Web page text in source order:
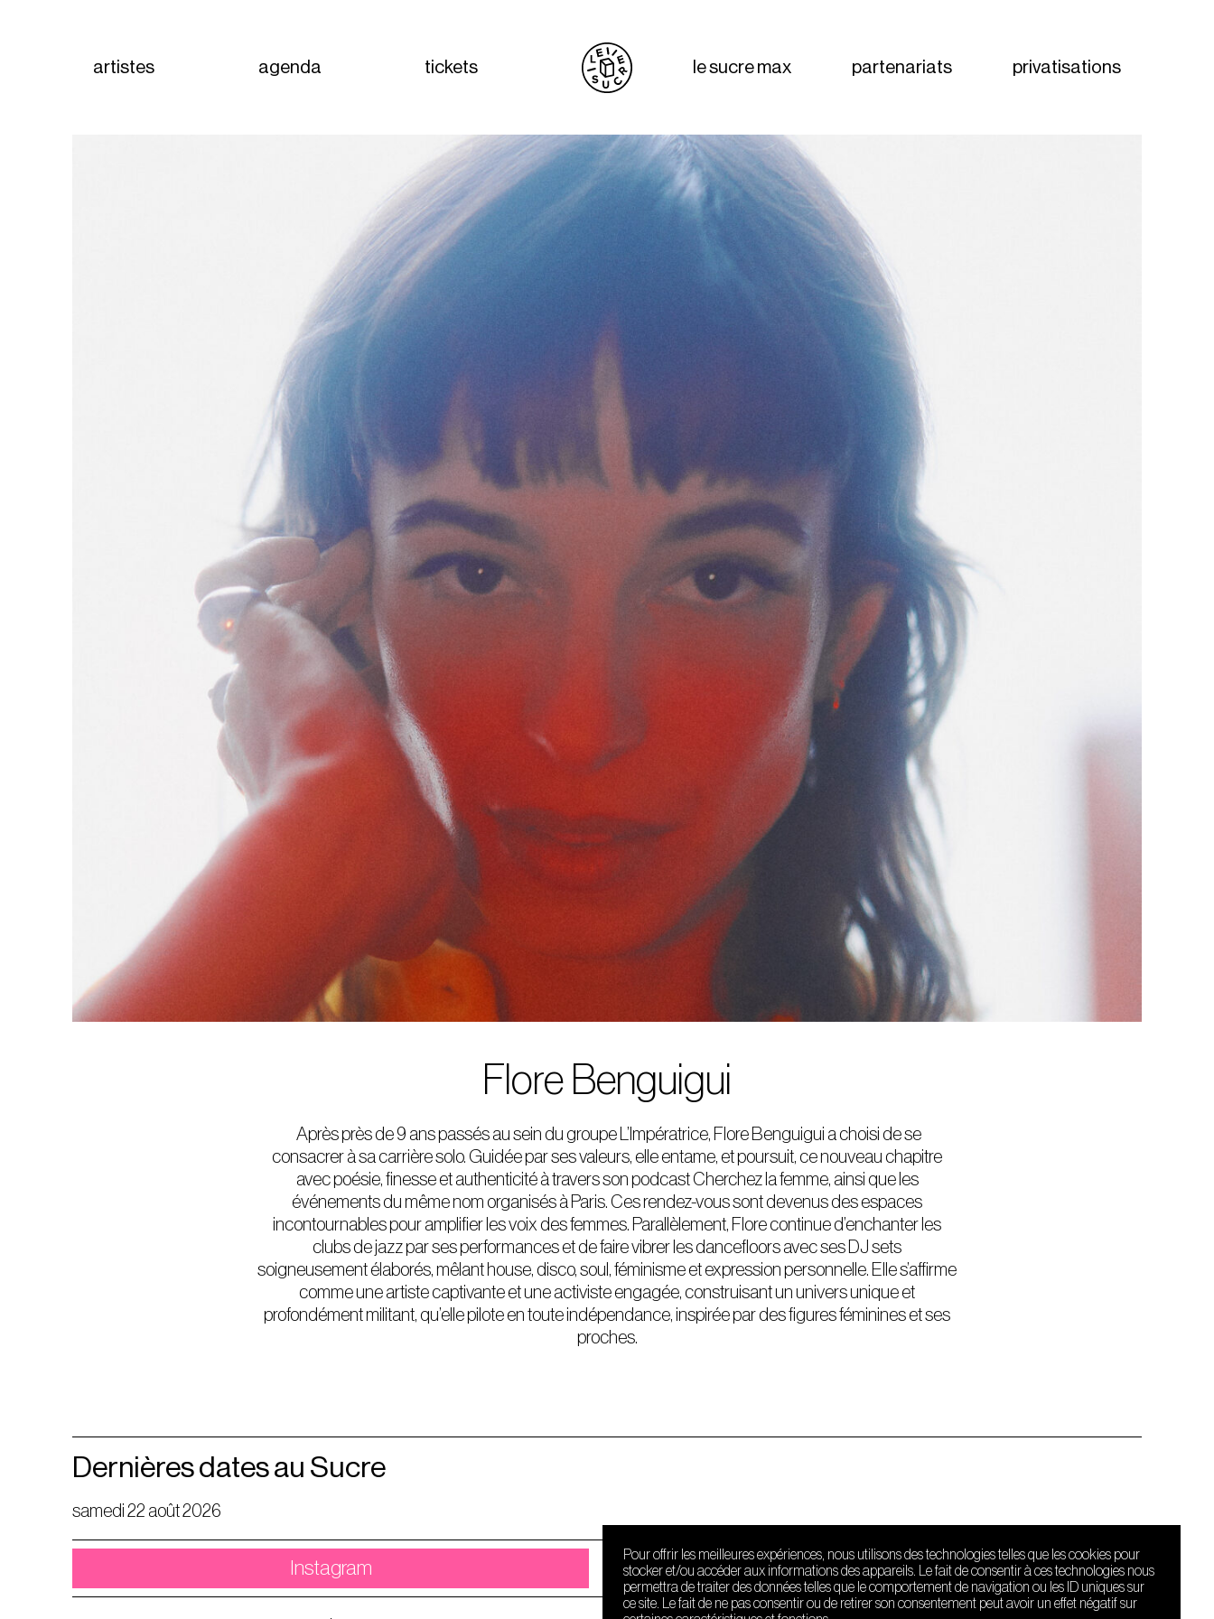
artistes agenda tickets le sucre max partenariats privatisations
Flore Benguigui
Après près de 9 ans passés au sein du groupe L’Impératrice, Flore Benguigui a choisi de se
consacrer à sa carrière solo. Guidée par ses valeurs, elle entame, et poursuit, ce nouveau chapitre
avec poésie, finesse et authenticité à travers son podcast Cherchez la femme, ainsi que les
événements du même nom organisés à Paris. Ces rendez-vous sont devenus des espaces
incontournables pour amplifier les voix des femmes. Parallèlement, Flore continue d’enchanter les
clubs de jazz par ses performances et de faire vibrer les dancefloors avec ses DJ sets
soigneusement élaborés, mêlant house, disco, soul, féminisme et expression personnelle. Elle s’affirme
comme une artiste captivante et une activiste engagée, construisant un univers unique et
profondément militant, qu’elle pilote en toute indépendance, inspirée par des figures féminines et ses
proches.
Dernières dates au Sucre
samedi 22 août 2026
Instagram
Pour offrir les meilleures expériences, nous utilisons des technologies telles que les cookies pour
stocker et/ou accéder aux informations des appareils. Le fait de consentir à ces technologies nous
permettra de traiter des données telles que le comportement de navigation ou les ID uniques sur
ce site. Le fait de ne pas consentir ou de retirer son consentement peut avoir un effet négatif sur